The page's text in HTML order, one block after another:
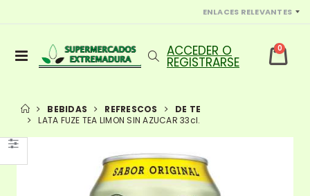
ENLACES RELEVANTES
0
BEBIDAS REFRESCOS
DE TE
LATA FUZE TEA LIMON SIN AZUCAR 33cl.